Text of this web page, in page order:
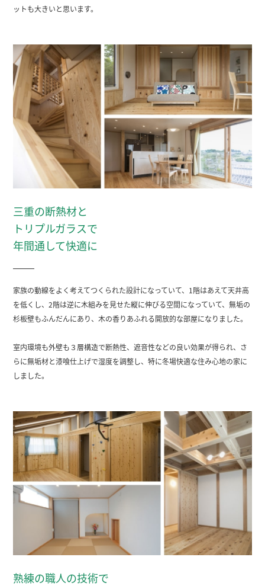
ットも大きいと思います。
三重の断熱材と
トリプルガラスで
年間通して快適に
家族の動線をよく考えてつくられた設計になっていて、1階はあえて天井高
を低くし、2階は逆に木組みを見せた縦に伸びる空間になっていて、無垢の
杉板壁もふんだんにあり、木の香りあふれる開放的な部屋になりました。
室内環境も外壁も３層構造で断熱性、遮音性などの良い効果が得られ、さ
らに無垢材と漆喰仕上げで湿度を調整し、特に冬場快適な住み心地の家に
しました。
熟練の職人の技術で